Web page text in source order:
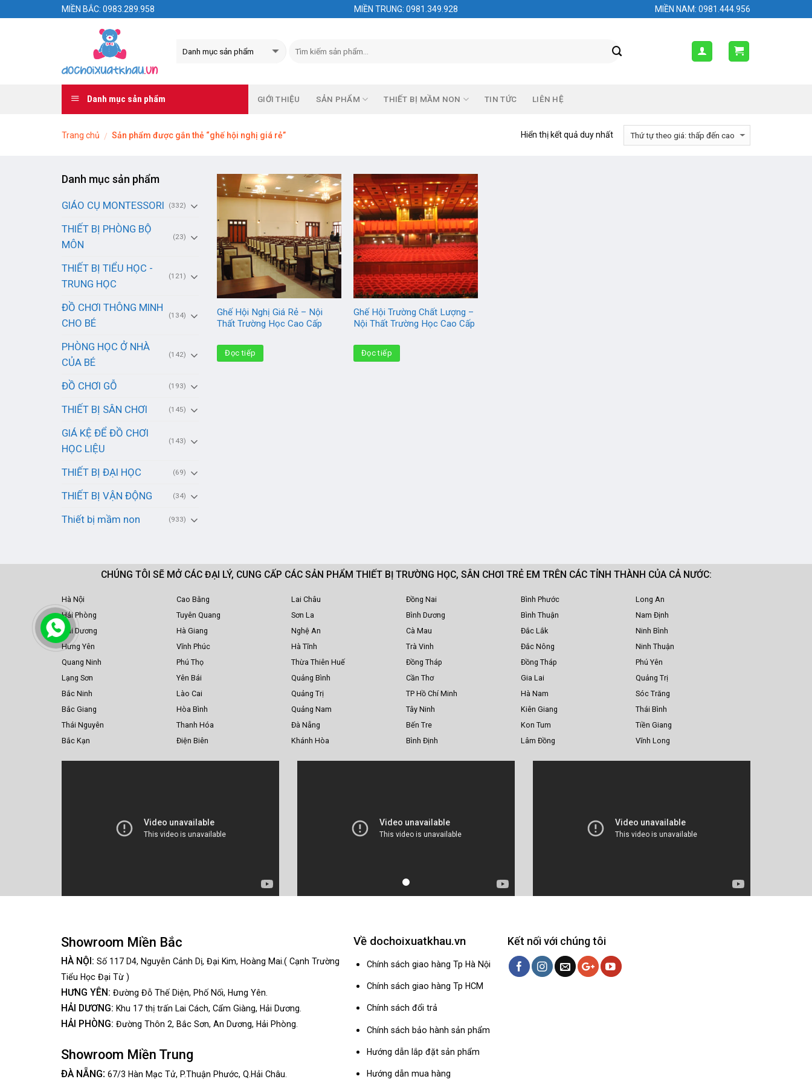
MIỀN BẮC: 0983.289.958 MIỀN TRUNG: 0981.349.928 MIỀN NAM: 0981.444.956
Danh mục sản phẩm GIỚI THIỆU SẢN PHẨM THIẾT BỊ MẦM NON TIN TỨC LIÊN HỆ
Trang chủ / Sản phẩm được gắn thẻ “ghế hội nghị giá rẻ” Hiển thị kết quả duy nhất
Danh mục sản phẩm
GIÁO CỤ MONTESSORI (332)
THIẾT BỊ PHÒNG BỘ
MÔN
(23)
THIẾT BỊ TIỂU HỌC -
TRUNG HỌC
(121)
ĐỒ CHƠI THÔNG MINH
CHO BÉ
(134)
PHÒNG HỌC Ở NHÀ
CỦA BÉ
(142)
ĐỒ CHƠI GỖ (193)
THIẾT BỊ SÂN CHƠI (145)
GIÁ KỆ ĐỂ ĐỒ CHƠI
HỌC LIỆU
(143)
THIẾT BỊ ĐẠI HỌC (69)
THIẾT BỊ VẬN ĐỘNG (34)
Thiết bị mầm non (933)
Ghế Hội Nghị Giá Rẻ – Nội
Thất Trường Học Cao Cấp
Đọc tiếp
Ghế Hội Trường Chất Lượng –
Nội Thất Trường Học Cao Cấp
Đọc tiếp
CHÚNG TÔI SẼ MỞ CÁC ĐẠI LÝ, CUNG CẤP CÁC SẢN PHẨM THIẾT BỊ TRƯỜNG HỌC, SÂN CHƠI TRẺ EM TRÊN CÁC TỈNH THÀNH CỦA CẢ NƯỚC:
Hà Nội
Hải Phòng
Hải Dương
Hưng Yên
Quang Ninh
Lạng Sơn
Bắc Ninh
Bắc Giang
Thái Nguyên
Bắc Kạn
Cao Bằng
Tuyên Quang
Hà Giang
Vĩnh Phúc
Phú Thọ
Yên Bái
Lào Cai
Hòa Bình
Thanh Hóa
Điện Biên
Lai Châu
Sơn La
Nghệ An
Hà Tĩnh
Thừa Thiên Huế
Quảng Bình
Quảng Trị
Quảng Nam
Đà Nẵng
Khánh Hòa
Đồng Nai
Bình Dương
Cà Mau
Trà Vinh
Đồng Tháp
Cần Thơ
TP Hồ Chí Minh
Tây Ninh
Bến Tre
Bình Định
Bình Phước
Bình Thuận
Đắc Lắk
Đắc Nông
Đồng Tháp
Gia Lai
Hà Nam
Kiên Giang
Kon Tum
Lâm Đồng
Long An
Nam Định
Ninh Bình
Ninh Thuận
Phú Yên
Quảng Trị
Sóc Trăng
Thái Bình
Tiền Giang
Vĩnh Long
Showroom Miền Bắc
HÀ NỘI: Số 117 D4, Nguyễn Cảnh Dị, Đại Kim, Hoàng Mai.( Cạnh Trường
Tiểu Học Đại Từ )
HƯNG YÊN: Đường Đỗ Thế Diện, Phố Nối, Hưng Yên.
HẢI DƯƠNG: Khu 17 thị trấn Lai Cách, Cẩm Giàng, Hải Dương.
HẢI PHÒNG: Đường Thôn 2, Bắc Sơn, An Dương, Hải Phòng.
Showroom Miền Trung
ĐÀ NẴNG: 67/3 Hàn Mạc Tử, P.Thuận Phước, Q.Hải Châu.
Về dochoixuatkhau.vn
Chính sách giao hàng Tp Hà Nội
Chính sách giao hàng Tp HCM
Chính sách đổi trả
Chính sách bảo hành sản phẩm
Hướng dẫn lắp đặt sản phẩm
Hướng dẫn mua hàng
Kết nối với chúng tôi